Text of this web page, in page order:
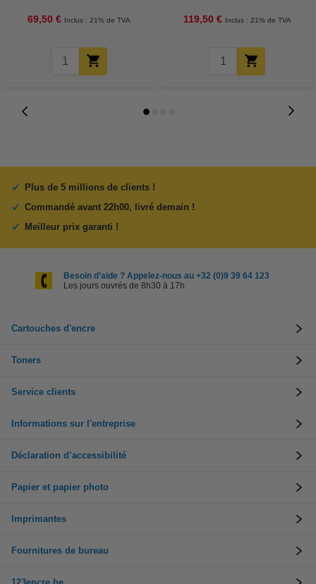
69,50 € Inclus : 21% de TVA 119,50 € Inclus : 21% de TVA
Plus de 5 millions de clients !
Commandé avant 22h00, livré demain !
Meilleur prix garanti !
Besoin d’aide ? Appelez-nous au +32 (0)9 39 64 123
Les jours ouvrés de 8h30 à 17h
Cartouches d'encre
Toners
Service clients
Informations sur l'entreprise
Déclaration d’accessibilité
Papier et papier photo
Imprimantes
Fournitures de bureau